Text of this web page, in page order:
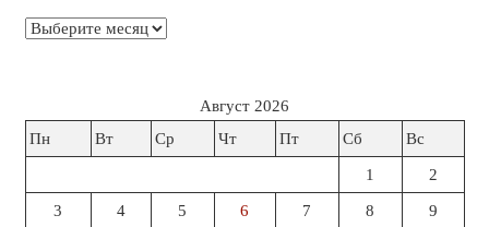
Архивы
Август 2026
Пн
Вт Ср Чт Пт Сб Вс
1 2
3 4 5 6 7 8 9